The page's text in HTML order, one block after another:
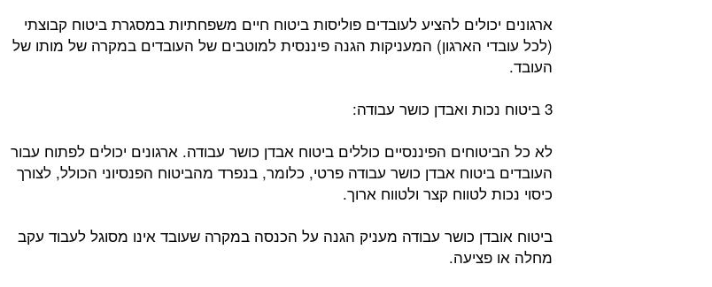
ארגונים יכולים להציע לעובדים פוליסות ביטוח חיים משפחתיות במסגרת ביטוח קבוצתי
(לכל עובדי הארגון) המעניקות הגנה פיננסית למוטבים של העובדים במקרה של מותו של
העובד.
3 ביטוח נכות ואבדן כושר עבודה:
לא כל הביטוחים הפיננסיים כוללים ביטוח אבדן כושר עבודה. ארגונים יכולים לפתוח עבור
העובדים ביטוח אבדן כושר עבודה פרטי, כלומר, בנפרד מהביטוח הפנסיוני הכולל, לצורך
כיסוי נכות לטווח קצר ולטווח ארוך.
ביטוח אובדן כושר עבודה מעניק הגנה על הכנסה במקרה שעובד אינו מסוגל לעבוד עקב
מחלה או פציעה.